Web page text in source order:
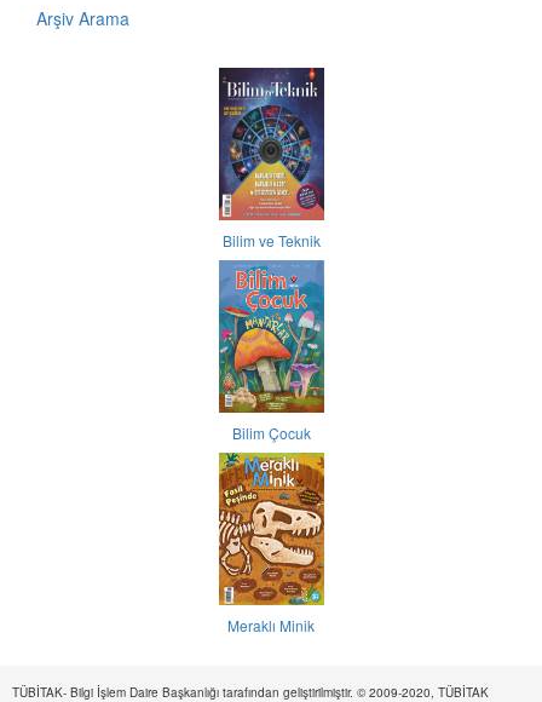
Arşiv Arama
Bilim ve Teknik
Bilim Çocuk
Meraklı Minik
TÜBİTAK- Bilgi İşlem Daire Başkanlığı tarafından geliştirilmiştir. © 2009-2020, TÜBİTAK